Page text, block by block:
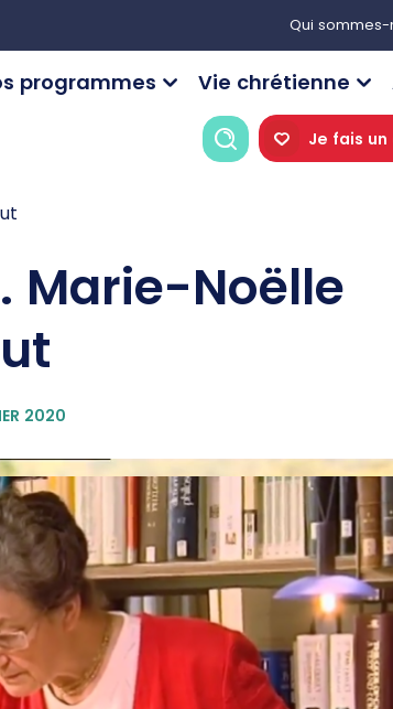
Qui sommes-
programmes Vie chrétienne
RechercheJe fais un
Marie-Noëlle
2020